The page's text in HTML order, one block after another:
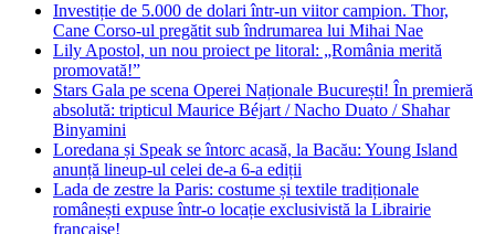
Investiție de 5.000 de dolari într-un viitor campion. Thor,
Cane Corso-ul pregătit sub îndrumarea lui Mihai Nae
Lily Apostol, un nou proiect pe litoral: „România merită
promovată!”
Stars Gala pe scena Operei Naționale București! În premieră
absolută: tripticul Maurice Béjart / Nacho Duato / Shahar
Binyamini
Loredana și Speak se întorc acasă, la Bacău: Young Island
anunță lineup-ul celei de-a 6-a ediții
Lada de zestre la Paris: costume și textile tradiționale
românești expuse într-o locație exclusivistă la Librairie
française!